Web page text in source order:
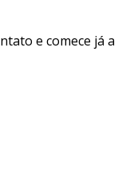
e comece já a